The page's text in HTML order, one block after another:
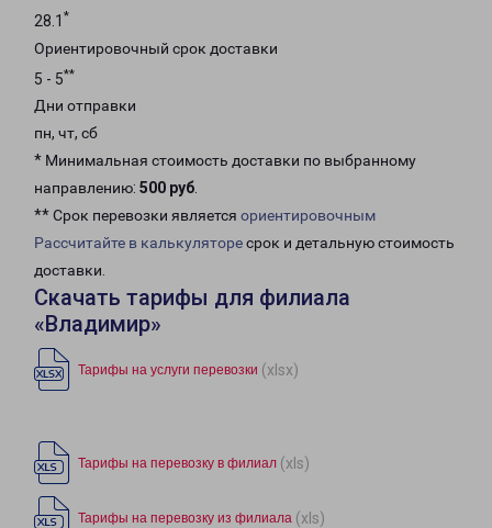
28.1 *
Ориентировочный срок доставки
5 - 5**
Дни отправки
пн, чт, сб
* Минимальная стоимость доставки по выбранному
направлению: 500 руб.
** Срок перевозки является ориентировочным
Рассчитайте в калькуляторесрок и детальную стоимость
доставки.
Скачать тарифы для филиала
«Владимир»
Тарифы на услуги перевозки (xlsx)
Тарифы на перевозку в филиал (xls)
Тарифы на перевозку из филиала (xls)